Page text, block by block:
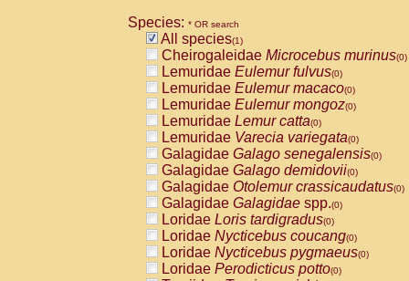
CebidaeCebus capucinus
CebidaeCebus nigrivittatus
CebidaeCebus spp.(0)
CebidaeSaimiri boliviensis(0)
CebidaeSaimiri sciureus(0)
AtelidaeAlouatta caraya(0)
AtelidaeAlouatta fusca(0)
AtelidaeAlouatta seniculus(0)
AtelidaeAlouattaspp.(0)
AtelidaeAteles belzebuth(0)
AtelidaeAteles geoffroyi(0)
AtelidaeAteles paniscus(0)
AtelidaeAtelesspp.(0)
AtelidaeLagothrix lagothricha(0)
AtelidaeLagothrix lagothricha cana
PitheciidaeCacajao calvus
Species: * OR search
All species(1)
Cheirogaleidae Microcebus murinus(0)
Lemuridae Eulemur fulvus(0)
Lemuridae Eulemur macaco(0)
Lemuridae Eulemur mongoz(0)
Lemuridae Lemur catta(0)
Lemuridae Varecia variegata(0)
Galagidae Galago senegalensis(0)
Galagidae Galago demidovii(0)
Galagidae Otolemur crassicaudatus(0)
Galagidae Galagidae spp.(0)
Loridae Loris tardigradus(0)
Loridae Nycticebus coucang(0)
Loridae Nycticebus pygmaeus(0)
Loridae Perodicticus potto(0)